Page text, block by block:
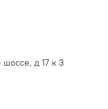
д 17 к 3